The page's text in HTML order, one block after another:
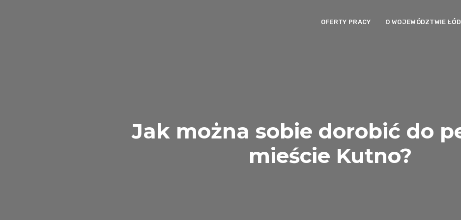
OFERTY PRACY O WOJEWÓDZTWIE
Jak można sobie dorobić do
mieście Kutno?